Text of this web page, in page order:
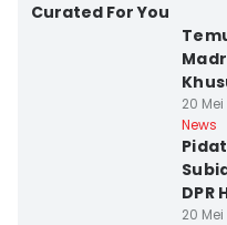
Curated For You
20 Mei
News
DPR
20 Mei